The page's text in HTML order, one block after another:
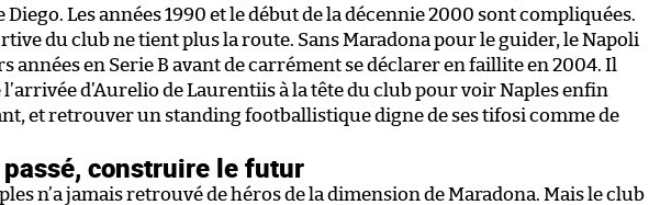
Diego. Les années 1990 et le début de la décennie 2000 sont compliquées.
du club ne tient plus la route. Sans Maradona pour le guider, le Napoli
années en Serie B avant de carrément se déclarer en faillite en 2004. Il
d’Aurelio de Laurentiis à la tête du club pour voir Naples enfin
et retrouver un standing footballistique digne de ses tifosi comme de
construire le futur
n’a jamais retrouvé de héros de la dimension de Maradona. Mais le club